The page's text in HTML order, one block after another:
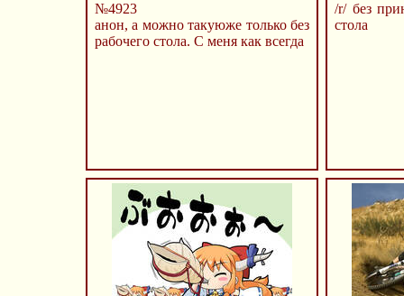
№4923
анон, а можно такуюже только без
рабочего стола. С меня как всегда
/r/ без
стола